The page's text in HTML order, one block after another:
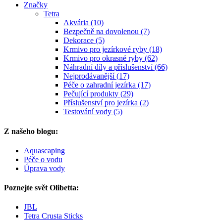
Značky
Tetra
Akvária (10)
Bezpečně na dovolenou (7)
Dekorace (5)
Krmivo pro jezírkové ryby (18)
Krmivo pro okrasné ryby (62)
Náhradní díly a příslušenství (66)
Nejprodávanější (17)
Péče o zahradní jezírka (17)
Pečující produkty (29)
Příslušenství pro jezírka (2)
Testování vody (5)
Z našeho blogu:
Aquascaping
Péče o vodu
Úprava vody
Poznejte svět Olibetta:
JBL
Tetra Crusta Sticks